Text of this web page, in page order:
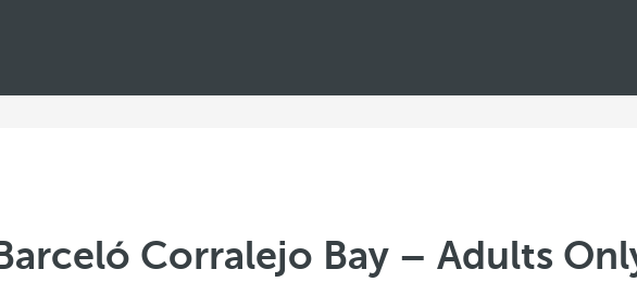
Corralejo Bay – Adults